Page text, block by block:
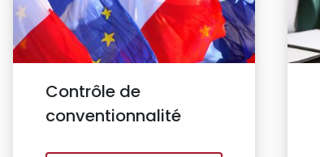
Contrôle de
conventionnalité